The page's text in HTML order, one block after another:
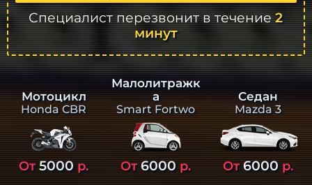
Специалист перезвонит в течение2
минут
Мотоцикл
Honda CBR
От5000р.
Малолитражк
а
Smart Fortwo
От6000р.
Седан
Mazda 3
От6000р.